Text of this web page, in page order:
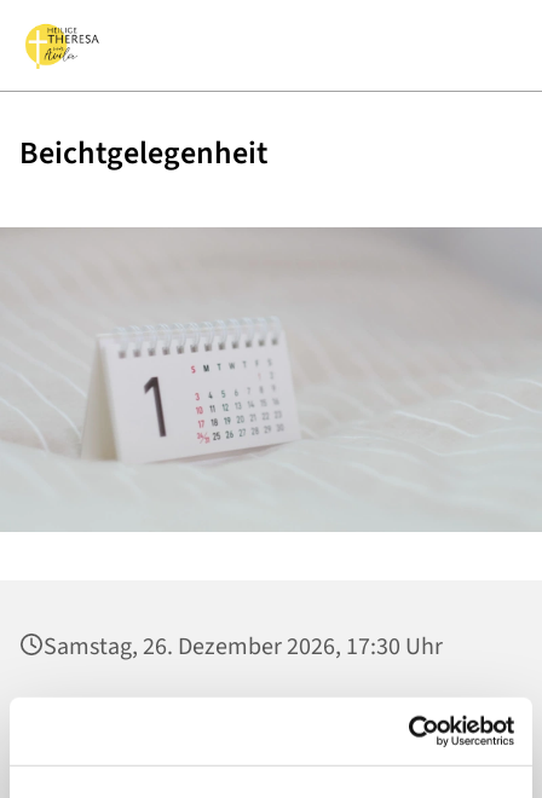
Beichtgelegenheit
Samstag, 26. Dezember 2026, 17:30 Uhr
St. Josef - Berlin-Weißensee, Pfarrkirche,